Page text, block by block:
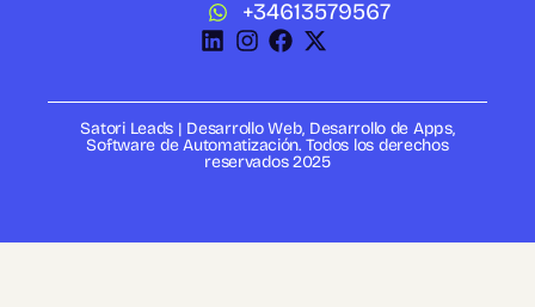
+34613579567
Satori Leads | Desarrollo Web, Desarrollo de Apps,
Software de Automatización. Todos los derechos
reservados 2025